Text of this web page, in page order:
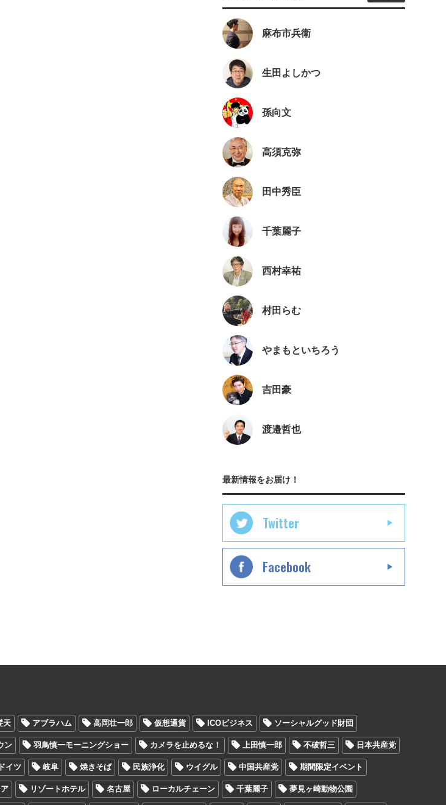
麻布市兵衛
生田よしかつ
孫向文
高須克弥
田中秀臣
千葉麗子
西村幸祐
村田らむ
やまもといちろう
吉田豪
渡邉哲也
最新情報をお届け！
Twitter
Facebook
天 アブラハム 高岡壮一郎 仮想通貨 ICOビジネス ソーシャルグッド財団
ン 羽鳥慎一モーニングショー カメラを止めるな！ 上田慎一郎 不破哲三 日本共産党
ドイツ 岐阜 焼きそば 民族浄化 ウイグル 中国共産党 期間限定イベント
リゾートホテル 名古屋 ローカルチェーン 千葉麗子 夢見ヶ崎動物公園